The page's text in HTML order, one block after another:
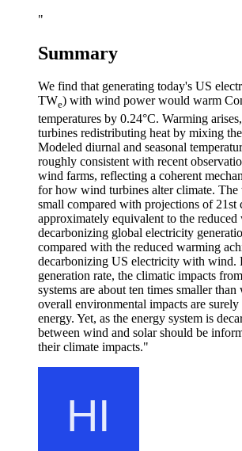
"
Summary
We find that generating today's US
TWe) with wind power would warm
temperatures by 0.24°C. Warming
turbines redistributing heat by mixing
Modeled diurnal and seasonal
roughly consistent with recent
wind farms, reflecting a coherent
for how wind turbines alter climate. The
small compared with projections of 21st
approximately equivalent to the
decarbonizing global electricity
compared with the reduced warming
decarbonizing US electricity with wind.
generation rate, the climatic impacts
systems are about ten times smaller
overall environmental impacts are surely
energy. Yet, as the energy system is
between wind and solar should be
their climate impacts."